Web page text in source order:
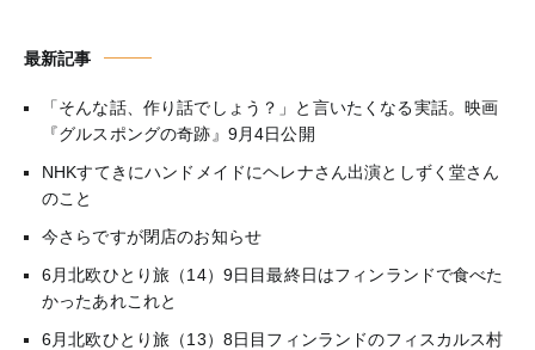
最新記事
「そんな話、作り話でしょう？」と言いたくなる実話。映画
『グルスポングの奇跡』9月4日公開
NHKすてきにハンドメイドにヘレナさん出演としずく堂さん
のこと
今さらですが閉店のお知らせ
6月北欧ひとり旅（14）9日目最終日はフィンランドで食べた
かったあれこれと
6月北欧ひとり旅（13）8日目フィンランドのフィスカルス村